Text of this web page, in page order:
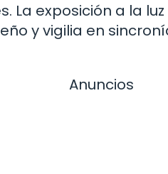
La exposición a la
y vigilia en
Anuncios